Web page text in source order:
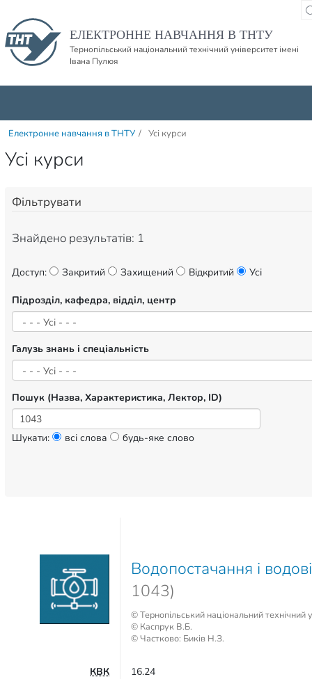
ЕЛЕКТРОННЕ НАВЧАННЯ В ТНТУ
Тернопільський національний технічний університет імені
Івана Пулюя
Електронне навчання в ТНТУ / Усі курси
Усі курси
Фільтрувати
Знайдено результатів: 1
Доступ: Закритий Захищений Відкритий Усі
Підрозділ, кафедра, відділ, центр
Галузь знань і спеціальність
Пошук (Назва, Характеристика, Лектор, ID)
Шукати: всі слова будь-яке слово
Водопостачання і
1043)
© Тернопільський національний
© Каспрук В.Б.
© Частково: Биків Н.З.
КВК
16.24